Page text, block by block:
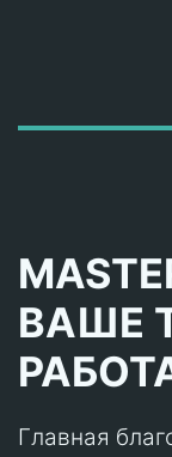
ВАШЕ
Главная